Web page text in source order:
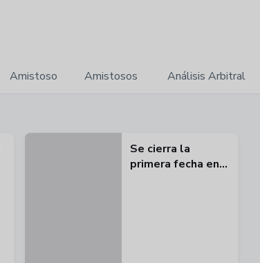
Amistoso Amistosos Análisis Arbitral
Se cierra la
primera fecha en